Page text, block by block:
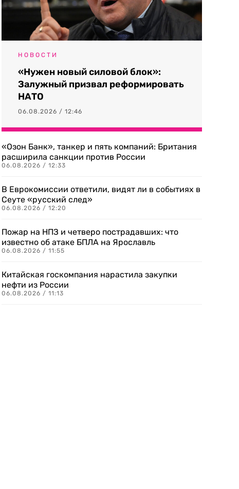
НОВОСТИ
«Нужен новый силовой блок»:
Залужный призвал реформировать
НАТО
06.08.2026 / 12:46
«Озон Банк», танкер и пять компаний: Британия
расширила санкции против России
06.08.2026 / 12:33
В Еврокомиссии ответили, видят ли в событиях в
Сеуте «русский след»
06.08.2026 / 12:20
Пожар на НПЗ и четверо пострадавших: что
известно об атаке БПЛА на Ярославль
06.08.2026 / 11:55
Китайская госкомпания нарастила закупки
нефти из России
06.08.2026 / 11:13